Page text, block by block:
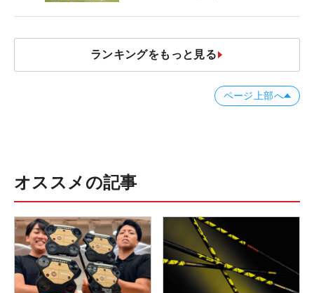
ランキングをもっと見る
ページ上部へ
オススメの記事